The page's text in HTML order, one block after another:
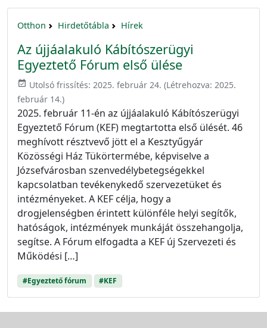
Otthon Hirdetőtábla Hírek
Az újjáalakuló Kábítószerügyi
Egyeztető Fórum első ülése
event_available Utolsó frissítés: 2025. február 24. (Létrehozva: 2025.
február 14.)
2025. február 11-én az újjáalakuló Kábítószerügyi
Egyeztető Fórum (KEF) megtartotta első ülését. 46
meghívott résztvevő jött el a Kesztyűgyár
Közösségi Ház Tükörtermébe, képviselve a
Józsefvárosban szenvedélybetegségekkel
kapcsolatban tevékenykedő szervezetüket és
intézményeket. A KEF célja, hogy a
drogjelenségben érintett különféle helyi segítők,
hatóságok, intézmények munkáját összehangolja,
segítse. A Fórum elfogadta a KEF új Szervezeti és
Működési […]
#Egyeztető fórum #KEF